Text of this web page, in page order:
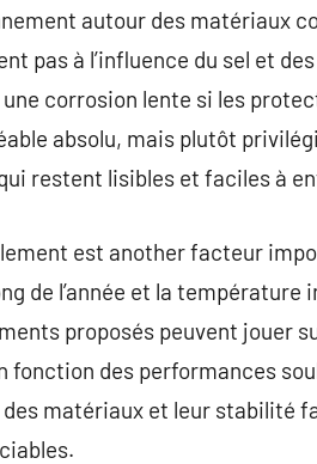
autour des matériaux
pas à l’influence du sel et
corrosion lente si les
absolu, mais plutôt
restent lisibles et faciles à
est another facteur
de l’année et la
proposés peuvent jouer
fonction des performances
matériaux et leur stabilité